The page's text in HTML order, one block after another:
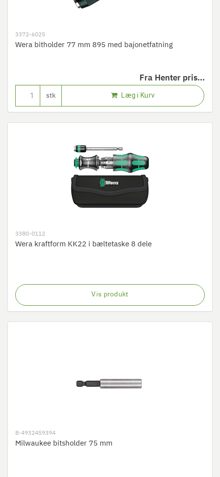
3372-6025
Wera bitholder 77 mm 895 med bajonetfatning
Fra Henter pris...
stk Læg i Kurv
3380-0112
Wera kraftform KK22 i bæltetaske 8 dele
Vis produkt
8-4932459394
Milwaukee bitsholder 75 mm